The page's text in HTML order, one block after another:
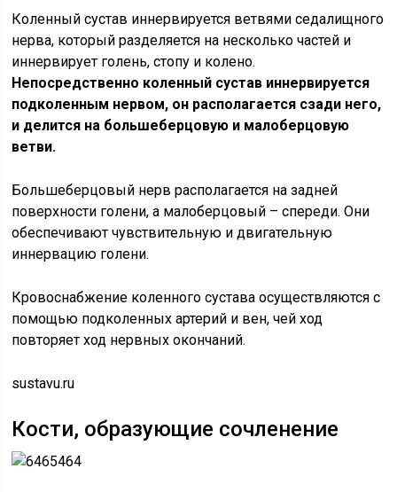
Коленный сустав иннервируется ветвями седалищного
нерва, который разделяется на несколько частей и
иннервирует голень, стопу и колено.
Непосредственно коленный сустав иннервируется
подколенным нервом, он располагается сзади него,
и делится на большеберцовую и малоберцовую
ветви.
Большеберцовый нерв располагается на задней
поверхности голени, а малоберцовый – спереди. Они
обеспечивают чувствительную и двигательную
иннервацию голени.
Кровоснабжение коленного сустава осуществляются с
помощью подколенных артерий и вен, чей ход
повторяет ход нервных окончаний.
sustavu.ru
Кости, образующие сочленение